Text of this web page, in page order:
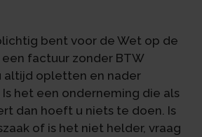
bent voor de Wet op de
factuur zonder BTW
altijd opletten en nader
het een onderneming die als
dan hoeft u niets te doen. Is
of is het niet helder, vraag